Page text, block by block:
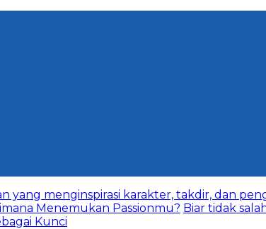
yang menginspirasi karakter, takdir, dan
Menemukan Passionmu? Biar tidak
Kunci